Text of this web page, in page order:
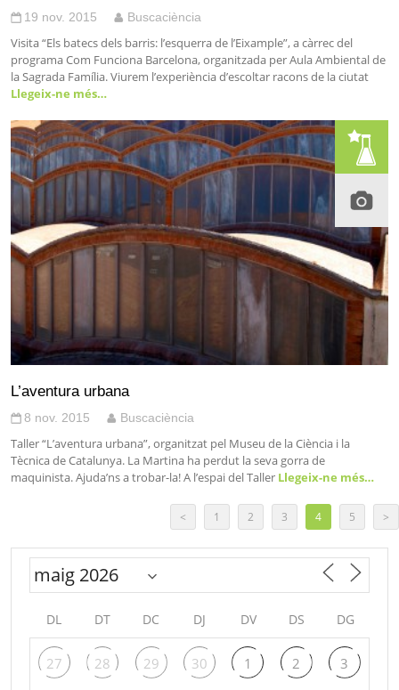
19 nov. 2015 Buscaciència
Visita “Els batecs dels barris: l’esquerra de l’Eixample”, a càrrec del
programa Com Funciona Barcelona, organitzada per Aula Ambiental de
la Sagrada Família. Viurem l’experiència d’escoltar racons de la ciutat
Llegeix-ne més…
L’aventura urbana
8 nov. 2015 Buscaciència
Taller “L’aventura urbana”, organitzat pel Museu de la Ciència i la
Tècnica de Catalunya. La Martina ha perdut la seva gorra de
maquinista. Ajuda’ns a trobar-la! A l’espai del Taller Llegeix-ne més…
< 1 2 3 4 5 >
DL DT DC DJ DV DS DG
27 28 29 30 1 2 3